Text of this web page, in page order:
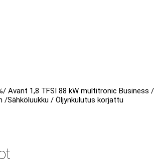
Avant 1,8 TFSI 88 kW multitronic Business /
/Sähköluukku / Öljynkulutus korjattu